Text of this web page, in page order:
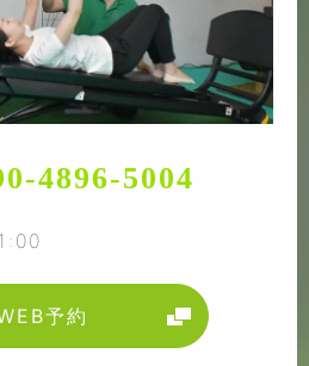
4896-5004
予約